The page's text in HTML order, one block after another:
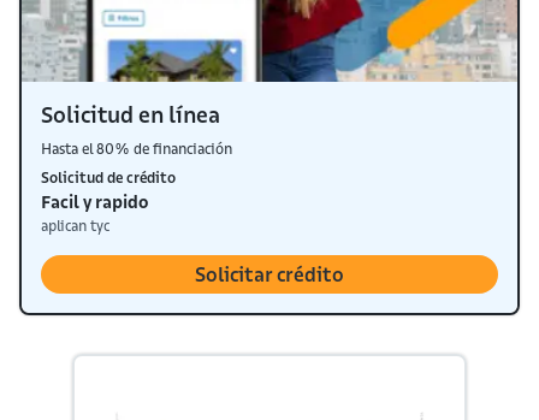
Solicitud en línea
Hasta el 80% de financiación
Solicitud de crédito
Facil y rapido
aplican tyc
Solicitar crédito